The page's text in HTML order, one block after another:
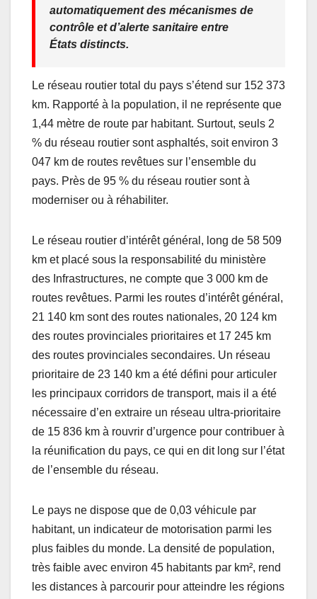
automatiquement des mécanismes de
contrôle et d’alerte sanitaire entre
États distincts.
Le réseau routier total du pays s’étend sur 152 373
km. Rapporté à la population, il ne représente que
1,44 mètre de route par habitant. Surtout, seuls 2
% du réseau routier sont asphaltés, soit environ 3
047 km de routes revêtues sur l’ensemble du
pays. Près de 95 % du réseau routier sont à
moderniser ou à réhabiliter.
Le réseau routier d’intérêt général, long de 58 509
km et placé sous la responsabilité du ministère
des Infrastructures, ne compte que 3 000 km de
routes revêtues. Parmi les routes d’intérêt général,
21 140 km sont des routes nationales, 20 124 km
des routes provinciales prioritaires et 17 245 km
des routes provinciales secondaires. Un réseau
prioritaire de 23 140 km a été défini pour articuler
les principaux corridors de transport, mais il a été
nécessaire d’en extraire un réseau ultra-prioritaire
de 15 836 km à rouvrir d’urgence pour contribuer à
la réunification du pays, ce qui en dit long sur l’état
de l’ensemble du réseau.
Le pays ne dispose que de 0,03 véhicule par
habitant, un indicateur de motorisation parmi les
plus faibles du monde. La densité de population,
très faible avec environ 45 habitants par km², rend
les distances à parcourir pour atteindre les régions